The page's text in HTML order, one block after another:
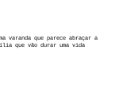
varanda que parece abraçar a
que vão durar uma vida